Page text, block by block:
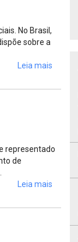
No Brasil,
sobre a
Leia mais
representado
de
Leia mais